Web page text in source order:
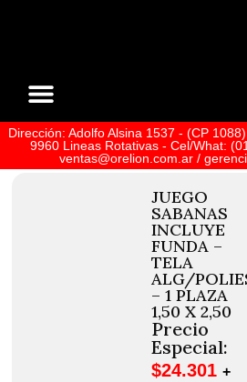
Dirección: Adolfo Alsina 1537 - (CP
9960 Lineas Rotativas - Cel/What:
ventas@orelion.com.ar /
JUEGO
SABANAS
INCLUYE
FUNDA –
TELA
ALG/
– 1 PLAZA
1,50 X 2,50
Precio
Especial:
$24.301 +